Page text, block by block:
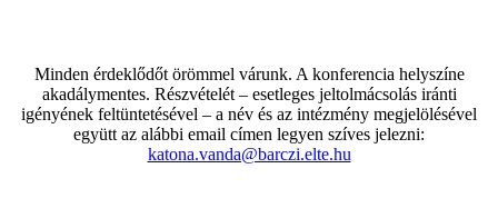
Minden érdeklődőt örömmel várunk. A konferencia helyszíne
akadálymentes. Részvételét – esetleges jeltolmácsolás iránti
igényének feltüntetésével – a név és az intézmény megjelölésével
együtt az alábbi email címen legyen szíves jelezni:
katona.vanda@barczi.elte.hu